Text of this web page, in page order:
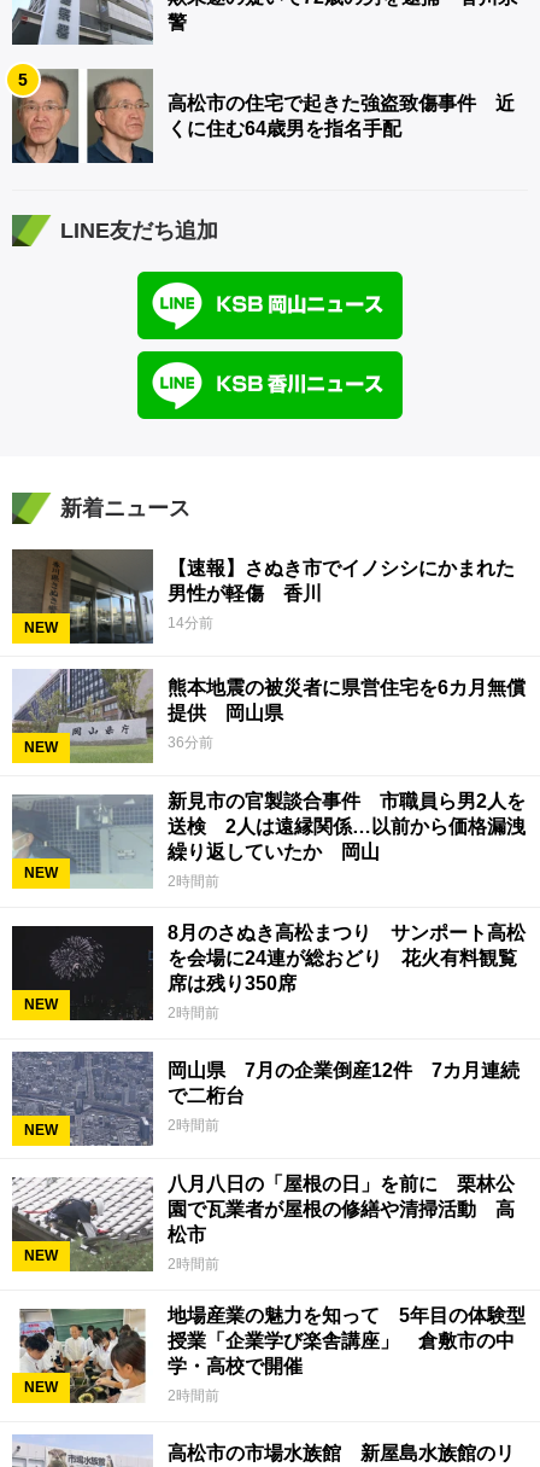
警
5
高松市の住宅で起きた強盗致傷事件 近
くに住む64歳男を指名手配
LINE友だち追加
新着ニュース
NEW
【速報】さぬき市でイノシシにかまれた
男性が軽傷 香川
14分前
NEW
熊本地震の被災者に県営住宅を6カ月無償
提供 岡山県
36分前
NEW
新見市の官製談合事件 市職員ら男2人を
送検 2人は遠縁関係…以前から価格漏洩
繰り返していたか 岡山
2時間前
NEW
8月のさぬき高松まつり サンポート高松
を会場に24連が総おどり 花火有料観覧
席は残り350席
2時間前
NEW
岡山県 7月の企業倒産12件 7カ月連続
で二桁台
2時間前
NEW
八月八日の「屋根の日」を前に 栗林公
園で瓦業者が屋根の修繕や清掃活動 高
松市
2時間前
NEW
地場産業の魅力を知って 5年目の体験型
授業「企業学び楽舎講座」 倉敷市の中
学・高校で開催
2時間前
高松市の市場水族館 新屋島水族館のリ